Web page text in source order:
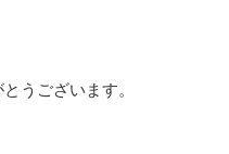
うございます。